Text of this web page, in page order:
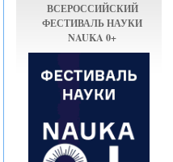
ВСЕРОССИЙСКИЙ
ФЕСТИВАЛЬ НАУКИ
NAUKA 0+